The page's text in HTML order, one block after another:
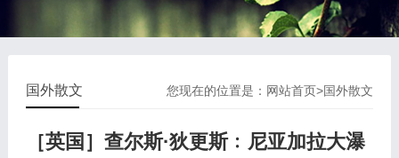
您现在的位置是： 网站首页>国外散文
国外散文
［英国］查尔斯·狄更斯﹕尼亚加拉大瀑